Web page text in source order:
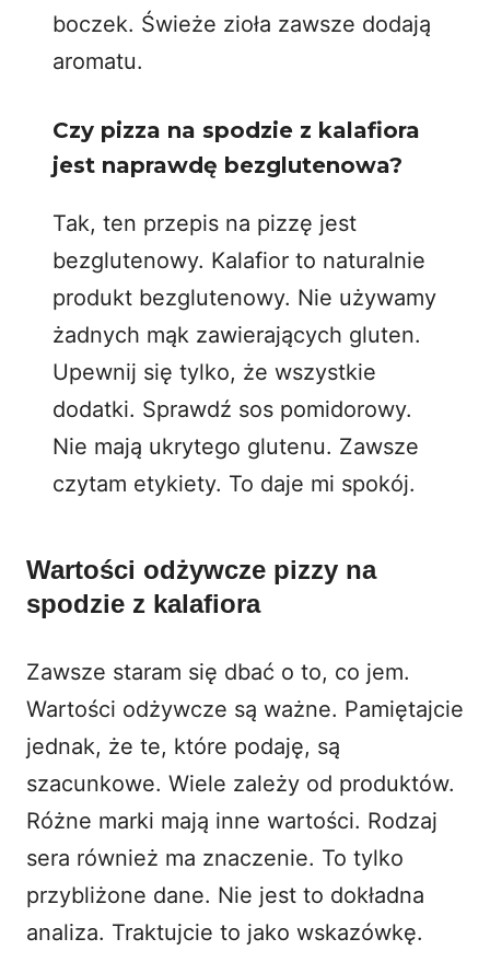
boczek. Świeże zioła zawsze dodają
aromatu.
Czy pizza na spodzie z kalafiora
jest naprawdę bezglutenowa?
Tak, ten przepis na pizzę jest
bezglutenowy. Kalafior to naturalnie
produkt bezglutenowy. Nie używamy
żadnych mąk zawierających gluten.
Upewnij się tylko, że wszystkie
dodatki. Sprawdź sos pomidorowy.
Nie mają ukrytego glutenu. Zawsze
czytam etykiety. To daje mi spokój.
Wartości odżywcze pizzy na
spodzie z kalafiora
Zawsze staram się dbać o to, co jem.
Wartości odżywcze są ważne. Pamiętajcie
jednak, że te, które podaję, są
szacunkowe. Wiele zależy od produktów.
Różne marki mają inne wartości. Rodzaj
sera również ma znaczenie. To tylko
przybliżone dane. Nie jest to dokładna
analiza. Traktujcie to jako wskazówkę.